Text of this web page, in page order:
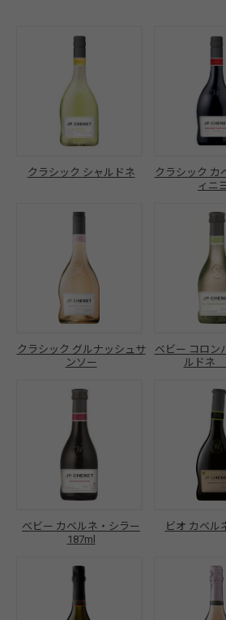
クラシック シャルドネ
クラシック カ
ィニ
クラシック グルナッシュサ
ンソー
ベビー コロン
ルドネ
ベビー カベルネ・シラー
187ml
ビオ カベル